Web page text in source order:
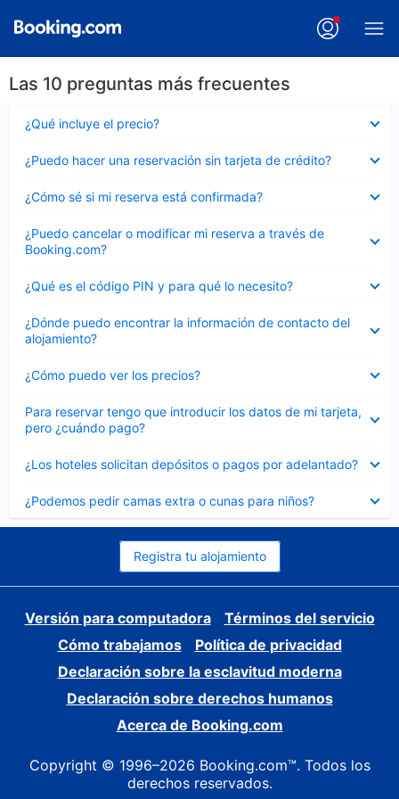
Las 10 preguntas más frecuentes
¿Qué incluye el precio?
cerrado
¿Puedo hacer una reservación sin tarjeta de crédito?
cerrado
¿Cómo sé si mi reserva está confirmada?
cerrado
¿Puedo cancelar o modificar mi reserva a través de
Booking.com?
cerrado
¿Qué es el código PIN y para qué lo necesito?
cerrado
¿Dónde puedo encontrar la información de contacto del
alojamiento?
cerrado
¿Cómo puedo ver los precios?
cerrado
Para reservar tengo que introducir los datos de mi tarjeta,
pero ¿cuándo pago?
cerrado
¿Los hoteles solicitan depósitos o pagos por adelantado?
cerrado
¿Podemos pedir camas extra o cunas para niños?
cerrado
Registra tu alojamiento
Versión para computadora
Términos del servicio
Cómo trabajamos
Política de privacidad
Declaración sobre la esclavitud moderna
Declaración sobre derechos humanos
Acerca de Booking.com
Copyright © 1996–2026 Booking.com™. Todos los
derechos reservados.